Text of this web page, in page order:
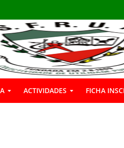
ACTIVIDADES FICHA